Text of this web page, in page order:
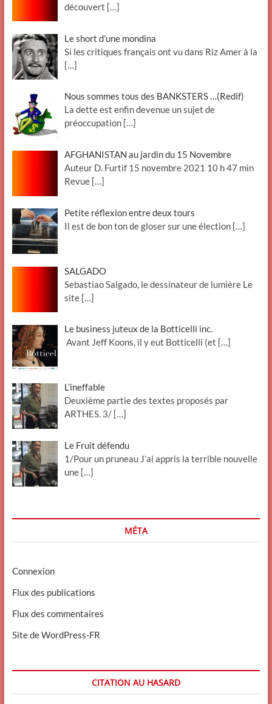
découvert […]
Le short d’une mondina
Si les critiques français ont vu dans Riz Amer à la
[…]
Nous sommes tous des BANKSTERS …(Redif)
La dette est enfin devenue un sujet de
préoccupation […]
AFGHANISTAN au jardin du 15 Novembre
Auteur D. Furtif 15 novembre 2021 10 h 47 min
Revue […]
Petite réflexion entre deux tours
Il est de bon ton de gloser sur une élection […]
SALGADO
Sebastiao Salgado, le dessinateur de lumière Le
site […]
Le business juteux de la Botticelli inc.
Avant Jeff Koons, il y eut Botticelli (et […]
L’ineffable
Deuxième partie des textes proposés par
ARTHES. 3/ […]
Le Fruit défendu
1/Pour un pruneau J’ai appris la terrible nouvelle
une […]
MÉTA
Connexion
Flux des publications
Flux des commentaires
Site de WordPress-FR
CITATION AU HASARD